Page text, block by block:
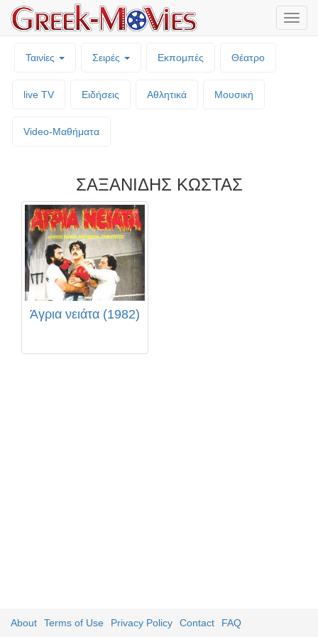
Ταινίες Σειρές Εκπομπές Θέατρο
live TV Ειδήσεις Αθλητικά Μουσική
Video-Mαθήματα
ΣΑΞΑΝΙΔΗΣ ΚΩΣΤΑΣ
Άγρια νειάτα (1982)
About Terms of Use Privacy Policy Contact FAQ